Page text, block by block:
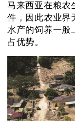
马来西亚在粮农
件，因此农业界
水产的饲养一般
占优势。